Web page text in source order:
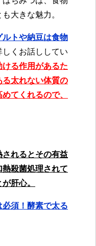
大きな魅力。
トや納豆は食物
しくお話ししてい
る作用があるた
太れない体質の
てくれるので、
れるとその有益
殺菌処理されて
肝心。
須！酵素で太る